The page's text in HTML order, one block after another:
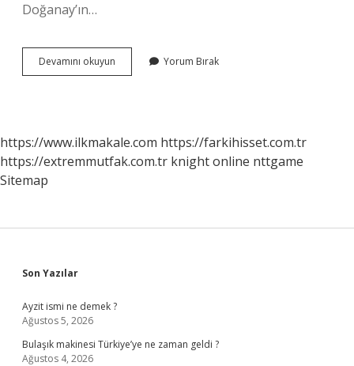
Doğanay’ın…
Devamını okuyun
Doğanay
Yorum Bırak
https://www.ilkmakale.com https://farkihisset.com.tr
https://extremmutfak.com.tr knight online nttgame
Sitemap
Sidebar
Son Yazılar
Ayzit ismi ne demek ?
Ağustos 5, 2026
Bulaşık makinesi Türkiye’ye ne zaman geldi ?
Ağustos 4, 2026